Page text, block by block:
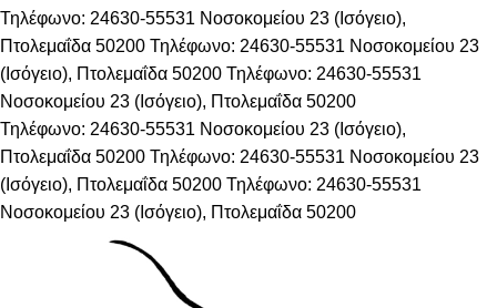
Τηλέφωνο: 24630-55531 Νοσοκομείου 23 (Ισόγειο),
Πτολεμαΐδα 50200 Τηλέφωνο: 24630-55531 Νοσοκομείου 23
(Ισόγειο), Πτολεμαΐδα 50200 Τηλέφωνο: 24630-55531
Νοσοκομείου 23 (Ισόγειο), Πτολεμαΐδα 50200
Τηλέφωνο: 24630-55531 Νοσοκομείου 23 (Ισόγειο),
Πτολεμαΐδα 50200 Τηλέφωνο: 24630-55531 Νοσοκομείου 23
(Ισόγειο), Πτολεμαΐδα 50200 Τηλέφωνο: 24630-55531
Νοσοκομείου 23 (Ισόγειο), Πτολεμαΐδα 50200